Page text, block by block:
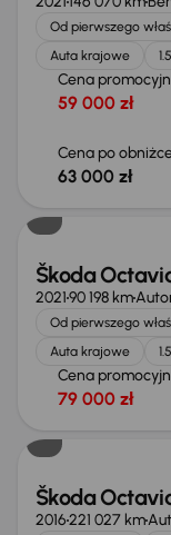
Od pierwszego
Auta krajowe
Cena
59 000 zł
Cena po
63 000 zł
Możliwość
Škoda
202190 198 km
Od pierwszego
Auta krajowe
Cena
79 000 zł
Škoda
2016221 027 km